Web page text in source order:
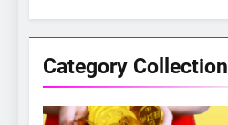
Category Collection